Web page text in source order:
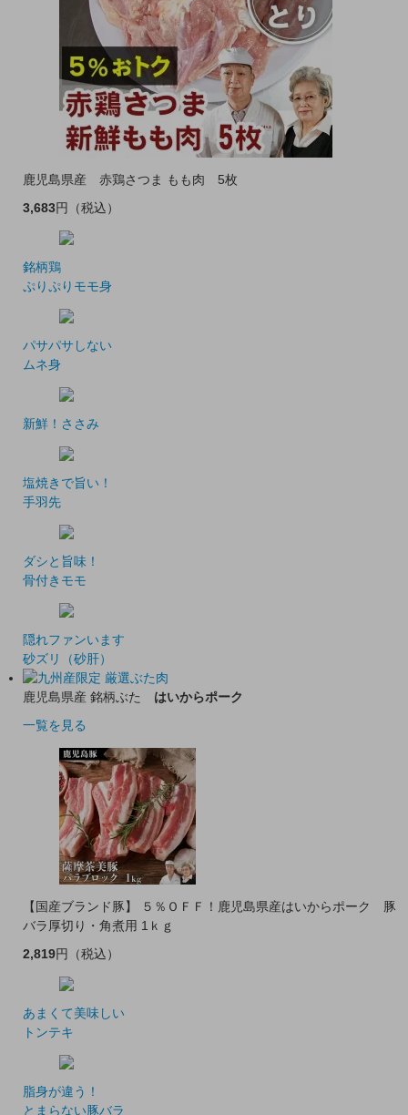
鹿児島県産 赤鶏さつま もも肉 5枚
3,683円 （税込）
銘柄鶏
ぷりぷりモモ身
パサパサしない
ムネ身
新鮮！ささみ
塩焼きで旨い！
手羽先
ダシと旨味！
骨付きモモ
隠れファンいます
砂ズリ（砂肝）
鹿児島県産 銘柄ぶた はいからポーク
一覧を見る
【国産ブランド豚】 ５％ＯＦＦ！鹿児島県産はいからポーク 豚
バラ厚切り・角煮用 1ｋｇ
2,819円 （税込）
あまくて美味しい
トンテキ
脂身が違う！
とまらない豚バラ